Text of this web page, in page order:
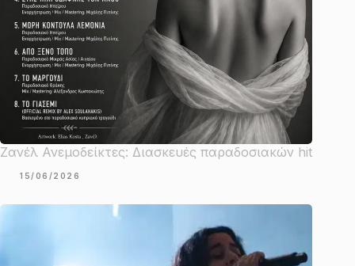
Ζανέλ Ανεμοδείκτες: Διασκευές παραδοσιακών hit
15/06/2026